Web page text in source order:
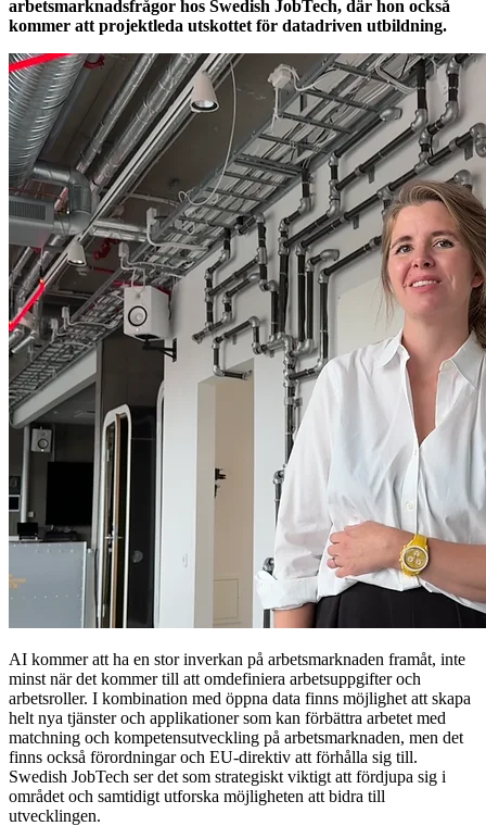
arbetsmarknadsfrågor hos Swedish JobTech, där hon också
kommer att projektleda utskottet för datadriven utbildning.
AI kommer att ha en stor inverkan på arbetsmarknaden framåt, inte
minst när det kommer till att omdefiniera arbetsuppgifter och
arbetsroller. I kombination med öppna data finns möjlighet att skapa
helt nya tjänster och applikationer som kan förbättra arbetet med
matchning och kompetensutveckling på arbetsmarknaden, men det
finns också förordningar och EU-direktiv att förhålla sig till.
Swedish JobTech ser det som strategiskt viktigt att fördjupa sig i
området och samtidigt utforska möjligheten att bidra till
utvecklingen.